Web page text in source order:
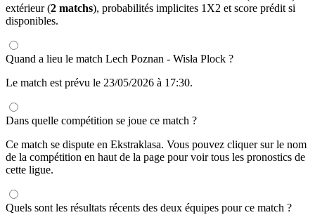
extérieur (2 matchs), probabilités implicites 1X2 et score prédit si
disponibles.
Quand a lieu le match Lech Poznan - Wisła Plock ?
Le match est prévu le 23/05/2026 à 17:30.
Dans quelle compétition se joue ce match ?
Ce match se dispute en Ekstraklasa. Vous pouvez cliquer sur le nom
de la compétition en haut de la page pour voir tous les pronostics de
cette ligue.
Quels sont les résultats récents des deux équipes pour ce match ?